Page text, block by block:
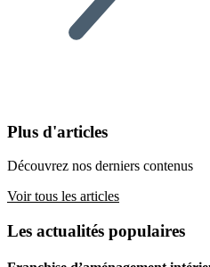
Plus d'articles
Découvrez nos derniers contenus
Voir tous les articles
Les actualités populaires